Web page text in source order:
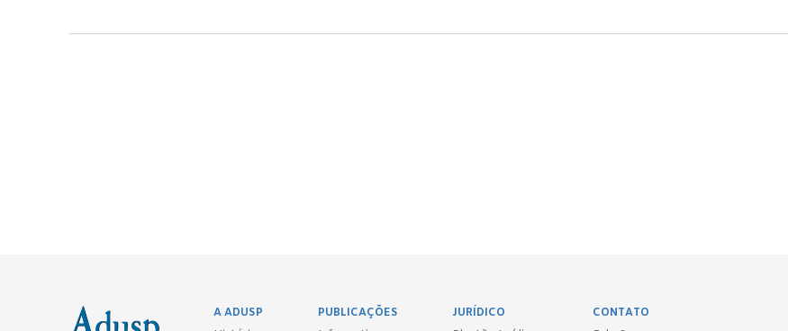
A ADUSP
PUBLICAÇÕES
JURÍDICO
CONTATO